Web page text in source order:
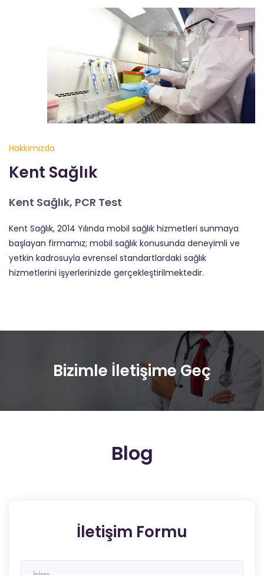
Hakkımızda
Kent Sağlık
Kent Sağlık, PCR Test
Kent Sağlık, 2014 Yılında mobil sağlık hizmetleri sunmaya
başlayan firmamız; mobil sağlık konusunda deneyimli ve
yetkin kadrosuyla evrensel standartlardaki sağlık
hizmetlerini işyerlerinizde gerçekleştirilmektedir.
Bizimle İletişime Geç
Blog
İletişim Formu